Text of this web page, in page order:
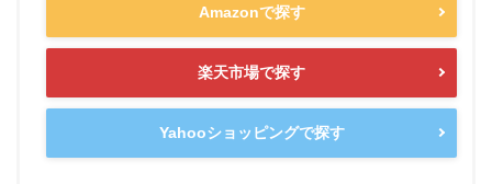
Amazonで探す
楽天市場で探す
Yahooショッピングで探す